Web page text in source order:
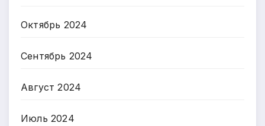
Октябрь 2024
Сентябрь 2024
Август 2024
Июль 2024